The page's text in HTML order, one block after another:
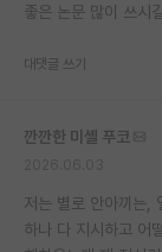
좋은 논문 많이 쓰시
대댓글 쓰기
깐깐한 미셸 푸코
저는 별로 안아끼는,
하나 다 지시하고 어